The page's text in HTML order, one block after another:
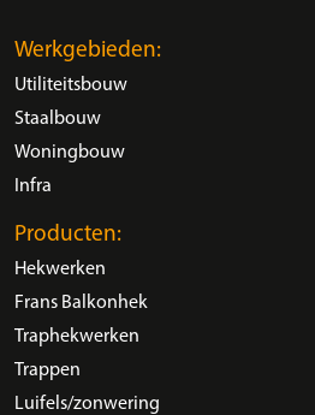
Werkgebieden:
Utiliteitsbouw
Staalbouw
Woningbouw
Infra
Producten:
Hekwerken
Frans Balkonhek
Traphekwerken
Trappen
Luifels/zonwering